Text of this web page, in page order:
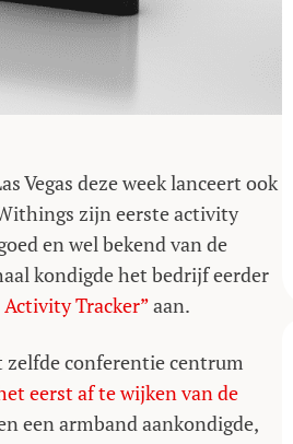
Vegas deze week lanceert ook
zijn eerste activity
en wel bekend van de
kondigde het bedrijf eerder
Tracker”aan.
conferentie centrum
eerst af te wijken van de
een armband aankondigde,